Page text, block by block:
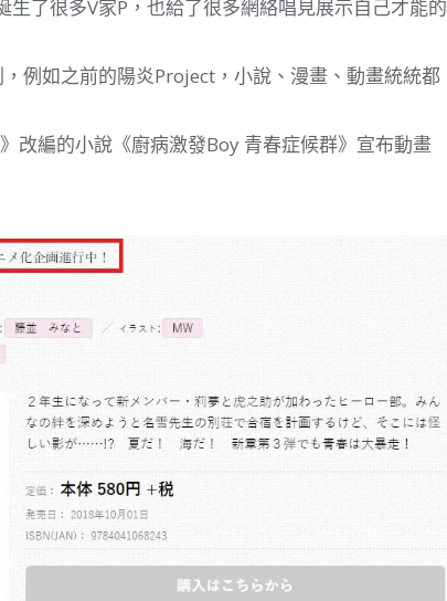
生了很多V家P，也給了很多網絡唱見展示自己才能的
例如之前的陽炎Project，小說、漫畫、動畫統統都
改編的小說《廚病激發Boy 青春症候群》宣布動畫